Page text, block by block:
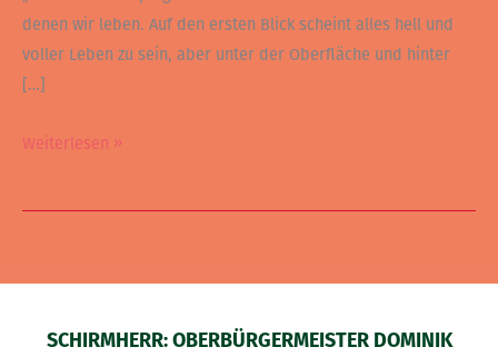
denen wir leben. Auf den ersten Blick scheint alles hell und
voller Leben zu sein, aber unter der Oberfläche und hinter
[…]
Weiterlesen »
SCHIRMHERR: OBERBÜRGERMEISTER DOMINIK